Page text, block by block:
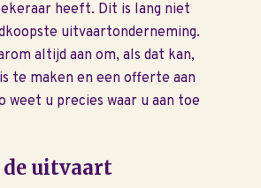
heeft. Dit is lang niet
uitvaartonderneming.
altijd aan om, als dat kan,
te maken en een offerte aan
weet u precies waar u aan toe
uitvaart